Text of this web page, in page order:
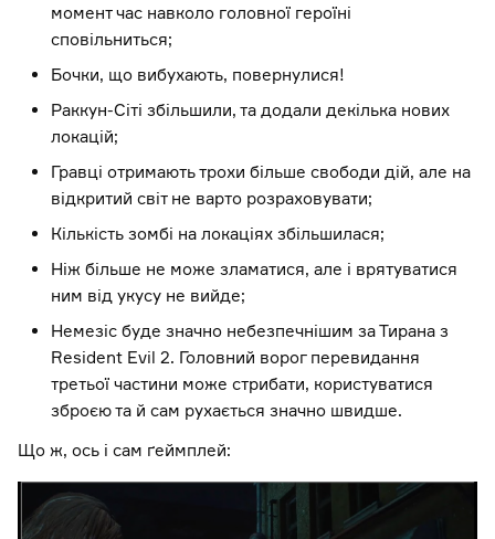
момент час навколо головної героїні
сповільниться;
Бочки, що вибухають, повернулися!
Раккун-Сіті збільшили, та додали декілька нових
локацій;
Гравці отримають трохи більше свободи дій, але на
відкритий світ не варто розраховувати;
Кількість зомбі на локаціях збільшилася;
Ніж більше не може зламатися, але і врятуватися
ним від укусу не вийде;
Немезіс буде значно небезпечнішим за Тирана з
Resident Evil 2. Головний ворог перевидання
третьої частини може стрибати, користуватися
зброєю та й сам рухається значно швидше.
Що ж, ось і сам ґеймплей: